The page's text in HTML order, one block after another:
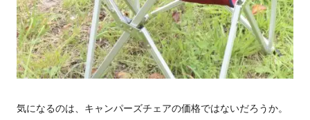
気になるのは、キャンパーズチェアの価格ではないだろうか。